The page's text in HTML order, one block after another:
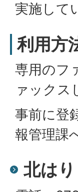
実施して
利用方
専用のフ
ァックス
事前に登
報管理課
北は